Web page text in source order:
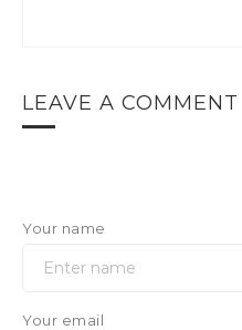
LEAVE A COMMENT
Your name
Your email